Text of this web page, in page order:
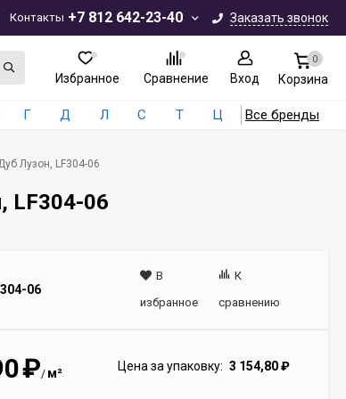
+7 812 642-23-40 Заказать звонок
Контакты
Избранное Сравнение Вход
0
Корзина
Г Д Л С Т Ц Все бренды
Лузон, LF304-06
LF304-06
06
В
избранное
К
сравнению
₽/ м² Цена за упаковку: 3 154,80₽